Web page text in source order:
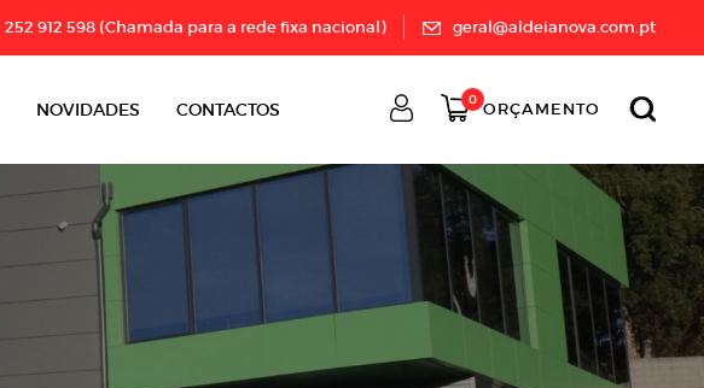
252 912 598 (Chamada para a rede fixa nacional) geral@aldeianova.com.pt
NOVIDADES CONTACTOS ORÇAMENTO
0